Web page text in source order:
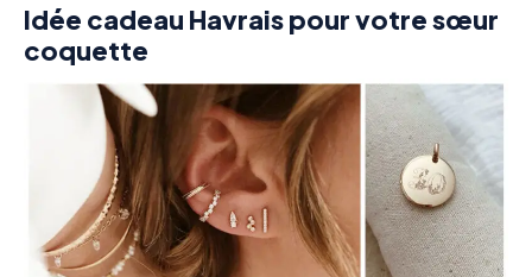
Idée cadeau Havrais pour votre sœur
coquette